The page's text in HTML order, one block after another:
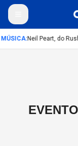
MÚSICA:Neil Peart, do